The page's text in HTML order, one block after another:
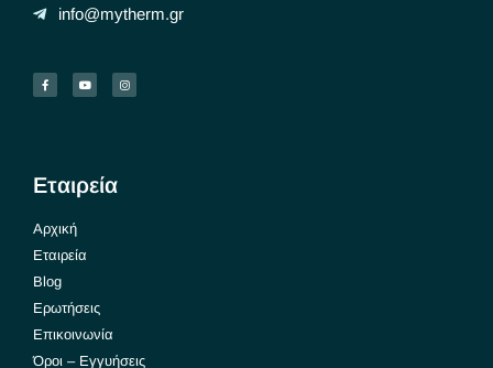
info@mytherm.gr
Εταιρεία
Αρχική
Εταιρεία
Blog
Ερωτήσεις
Επικοινωνία
Όροι – Εγγυήσεις